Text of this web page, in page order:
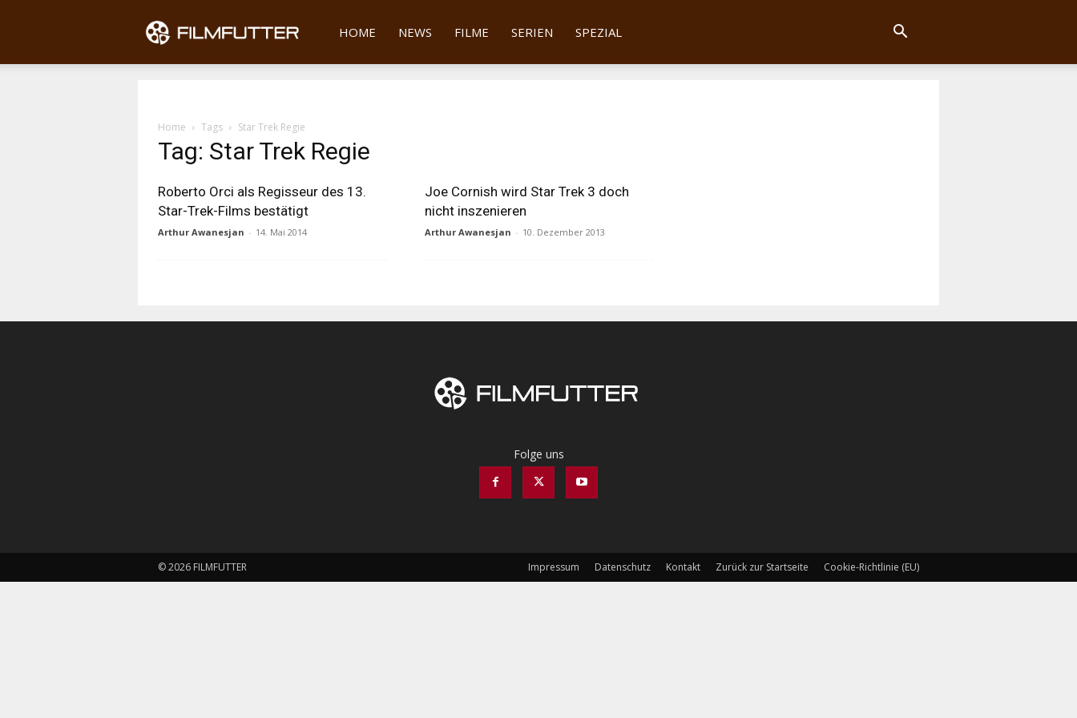
Filmfutter
HOME NEWS FILME SERIEN SPEZIAL
Home Tags Star Trek Regie
Tag: Star Trek Regie
Roberto Orci als Regisseur des 13.
Star-Trek-Films bestätigt
Arthur Awanesjan - 14. Mai 2014
Joe Cornish wird Star Trek 3 doch
nicht inszenieren
Arthur Awanesjan - 10. Dezember 2013
Folge uns
Impressum Datenschutz Kontakt Zurück zur Startseite Cookie-Richtlinie (EU)
© 2026 FILMFUTTER